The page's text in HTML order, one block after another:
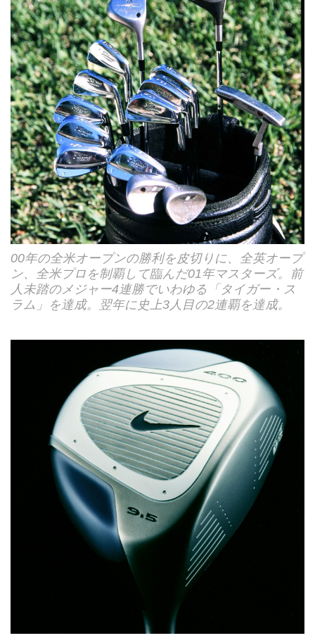
00年の全米オープンの勝利を皮切りに、全英オープ
ン、全米プロを制覇して臨んだ01年マスターズ。前
人未踏のメジャー4連勝でいわゆる「タイガー・ス
ラム」を達成。翌年に史上3人目の2連覇を達成。